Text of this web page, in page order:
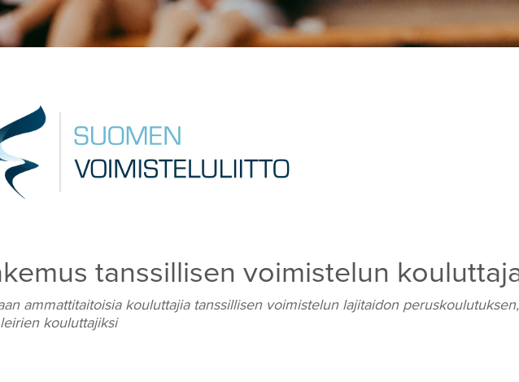
tanssillisen voimistelun
ammattitaitoisia kouluttajia tanssillisen voimistelun lajitaidon
kouluttajiksi